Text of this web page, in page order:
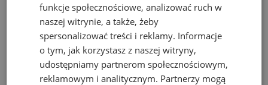
-15%
Rabbit & Friends latarka
silikonowa dla dzieci kot
-15%
Sunnylife piłka plażowa 3D
Cookie the Croc
funkcje społecznościowe, analizować ruch w
naszej witrynie, a także, żeby
spersonalizować treści i reklamy. Informacje
o tym, jak korzystasz z naszej witryny,
udostępniamy partnerom społecznościowym,
reklamowym i analitycznym. Partnerzy mogą